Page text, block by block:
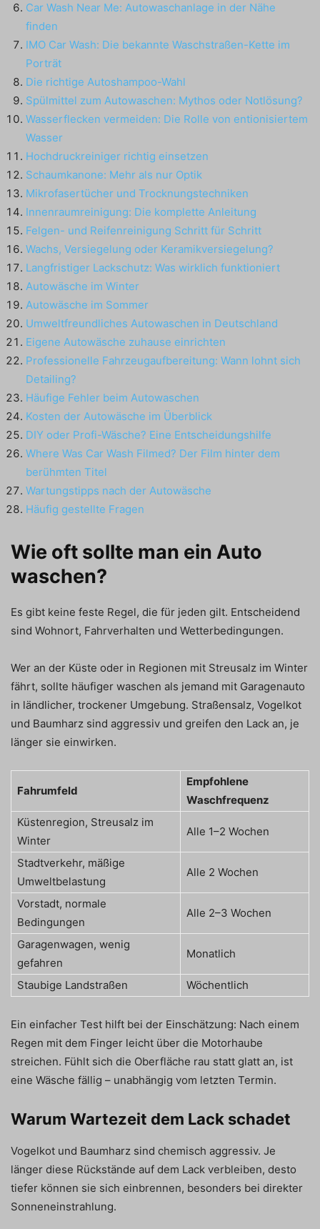
Car Wash Near Me: Autowaschanlage in der Nähe
finden
IMO Car Wash: Die bekannte Waschstraßen-Kette im
Porträt
Die richtige Autoshampoo-Wahl
Spülmittel zum Autowaschen: Mythos oder Notlösung?
Wasserflecken vermeiden: Die Rolle von entionisiertem
Wasser
Hochdruckreiniger richtig einsetzen
Schaumkanone: Mehr als nur Optik
Mikrofasertücher und Trocknungstechniken
Innenraumreinigung: Die komplette Anleitung
Felgen- und Reifenreinigung Schritt für Schritt
Wachs, Versiegelung oder Keramikversiegelung?
Langfristiger Lackschutz: Was wirklich funktioniert
Autowäsche im Winter
Autowäsche im Sommer
Umweltfreundliches Autowaschen in Deutschland
Eigene Autowäsche zuhause einrichten
Professionelle Fahrzeugaufbereitung: Wann lohnt sich
Detailing?
Häufige Fehler beim Autowaschen
Kosten der Autowäsche im Überblick
DIY oder Profi-Wäsche? Eine Entscheidungshilfe
Where Was Car Wash Filmed? Der Film hinter dem
berühmten Titel
Wartungstipps nach der Autowäsche
Häufig gestellte Fragen
Wie oft sollte man ein Auto
waschen?
Es gibt keine feste Regel, die für jeden gilt. Entscheidend
sind Wohnort, Fahrverhalten und Wetterbedingungen.
Wer an der Küste oder in Regionen mit Streusalz im Winter
fährt, sollte häufiger waschen als jemand mit Garagenauto
in ländlicher, trockener Umgebung. Straßensalz, Vogelkot
und Baumharz sind aggressiv und greifen den Lack an, je
länger sie einwirken.
Fahrumfeld
Empfohlene
Waschfrequenz
Küstenregion, Streusalz im
Winter
Alle 1–2 Wochen
Stadtverkehr, mäßige
Umweltbelastung
Alle 2 Wochen
Vorstadt, normale
Bedingungen
Alle 2–3 Wochen
Garagenwagen, wenig
gefahren
Monatlich
Staubige Landstraßen Wöchentlich
Ein einfacher Test hilft bei der Einschätzung: Nach einem
Regen mit dem Finger leicht über die Motorhaube
streichen. Fühlt sich die Oberfläche rau statt glatt an, ist
eine Wäsche fällig – unabhängig vom letzten Termin.
Warum Wartezeit dem Lack schadet
Vogelkot und Baumharz sind chemisch aggressiv. Je
länger diese Rückstände auf dem Lack verbleiben, desto
tiefer können sie sich einbrennen, besonders bei direkter
Sonneneinstrahlung.